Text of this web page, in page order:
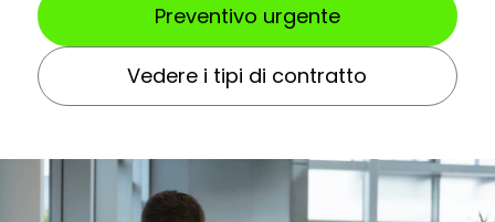
Preventivo urgente
Vedere i tipi di contratto